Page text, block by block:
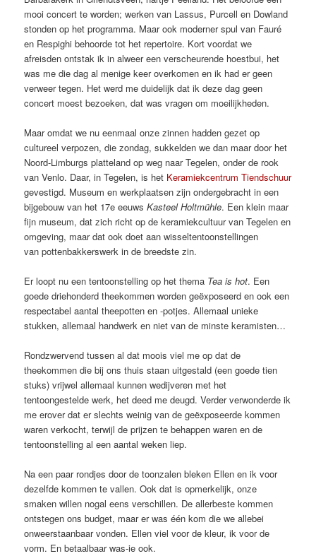
mooi concert te worden; werken van Lassus, Purcell en Dowland
stonden op het programma. Maar ook moderner spul van Fauré
en Respighi behoorde tot het repertoire. Kort voordat we
afreisden ontstak ik in alweer een verscheurende hoestbui, het
was me die dag al menige keer overkomen en ik had er geen
verweer tegen. Het werd me duidelijk dat ik deze dag geen
concert moest bezoeken, dat was vragen om moeilijkheden.
Maar omdat we nu eenmaal onze zinnen hadden gezet op
cultureel verpozen, die zondag, sukkelden we dan maar door het
Noord-Limburgs platteland op weg naar Tegelen, onder de rook
van Venlo. Daar, in Tegelen, is het Keramiekcentrum Tiendschuur
gevestigd. Museum en werkplaatsen zijn ondergebracht in een
bijgebouw van het 17e eeuwsKasteel Holtmühle. Een klein maar
fijn museum, dat zich richt op de keramiekcultuur van Tegelen en
omgeving, maar dat ook doet aan wisseltentoonstellingen
van pottenbakkerswerk in de breedste zin.
Er loopt nu een tentoonstelling op het thema Tea is hot. Een
goede driehonderd theekommen worden geëxposeerd en ook een
respectabel aantal theepotten en -potjes. Allemaal unieke
stukken, allemaal handwerk en niet van de minste keramisten…
Rondzwervend tussen al dat moois viel me op dat de
theekommen die bij ons thuis staan uitgestald (een goede tien
stuks) vrijwel allemaal kunnen wedijveren met het
tentoongestelde werk, het deed me deugd. Verder verwonderde ik
me erover dat er slechts weinig van de geëxposeerde kommen
waren verkocht, terwijl de prijzen te behappen waren en de
tentoonstelling al een aantal weken liep.
Na een paar rondjes door de toonzalen bleken Ellen en ik voor
dezelfde kommen te vallen. Ook dat is opmerkelijk, onze
smaken willen nogal eens verschillen. De allerbeste kommen
ontstegen ons budget, maar er was één kom die we allebei
onweerstaanbaar vonden. Ellen viel voor de kleur, ik voor de
vorm. En betaalbaar was-ie ook.